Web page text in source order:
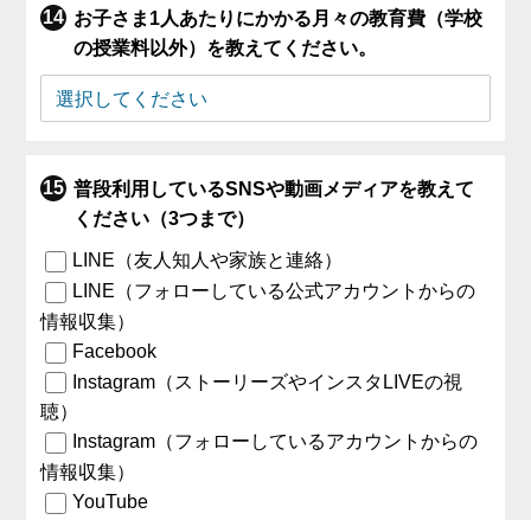
お子さま1人あたりにかかる月々の教育費（学校
の授業料以外）を教えてください。
普段利用しているSNSや動画メディアを教えて
ください（3つまで）
LINE（友人知人や家族と連絡）
LINE（フォローしている公式アカウントからの
情報収集）
Facebook
Instagram（ストーリーズやインスタLIVEの視
聴）
Instagram（フォローしているアカウントからの
情報収集）
YouTube